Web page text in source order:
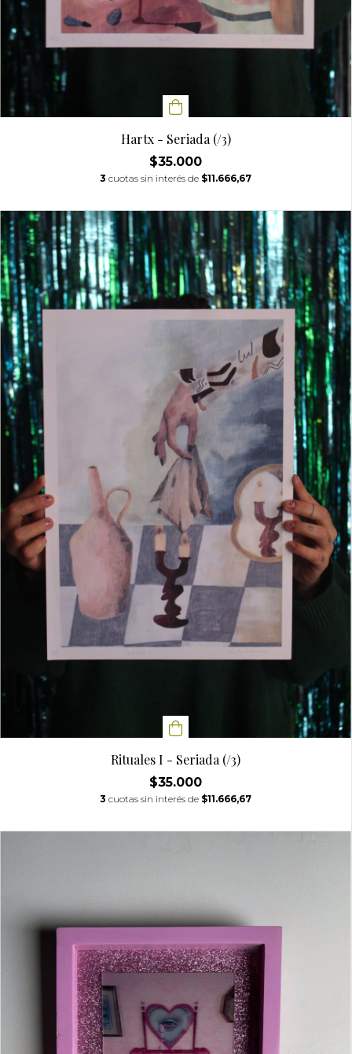
Hartx - Seriada (/3)
$35.000
3 cuotas sin interés de $11.666,67
Rituales I - Seriada (/3)
$35.000
3 cuotas sin interés de $11.666,67